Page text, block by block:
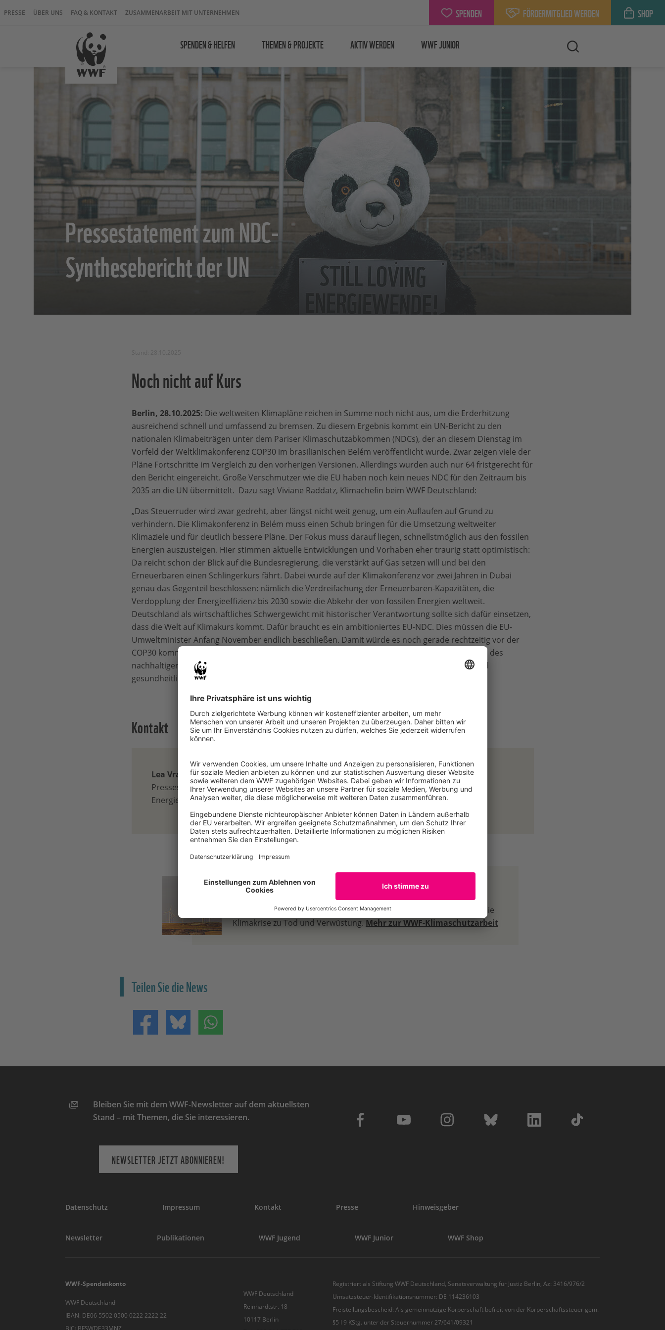
PRESSE ÜBER UNS FAQ & KONTAKT ZUSAMMENARBEIT MIT UNTERNEHMEN SPENDEN FÖRDERMITGLIED WERDEN SHOP
SPENDEN & HELFEN THEMEN & PROJEKTE AKTIV WERDEN WWF JUNIOR
Pressestatement zum NDC-
Synthesebericht der UN
Noch nicht auf Kurs
Berlin, 28.10.2025: Die weltweiten Klimapläne reichen in Summe noch nicht aus, um die Erderhitzung
ausreichend schnell und umfassend zu bremsen. Zu diesem Ergebnis kommt ein UN-Bericht zu den
nationalen Klimabeiträgen unter dem Pariser Klimaschutzabkommen (NDCs), der an diesem Dienstag im
Vorfeld der Weltklimakonferenz COP30 im brasilianischen Belém veröffentlicht wurde. Zwar zeigen viele der
Pläne Fortschritte im Vergleich zu den vorherigen Versionen. Allerdings wurden auch nur 64 fristgerecht für
den Bericht eingereicht. Große Verschmutzer wie die EU haben noch kein neues NDC für den Zeitraum bis
2035 an die UN übermittelt. Dazu sagt Viviane Raddatz, Klimachefin beim WWF Deutschland:
„Das Steuerruder wird zwar gedreht, aber längst nicht weit genug, um ein Auflaufen auf Grund zu
verhindern. Die Klimakonferenz in Belém muss einen Schub bringen für die Umsetzung weltweiter
Klimaziele und für deutlich bessere Pläne. Der Fokus muss darauf liegen, schnellstmöglich aus den fossilen
Energien auszusteigen. Hier stimmen aktuelle Entwicklungen und Vorhaben eher traurig statt optimistisch:
Da reicht schon der Blick auf die Bundesregierung, die verstärkt auf Gas setzen will und bei den
Erneuerbaren einen Schlingerkurs fährt. Dabei wurde auf der Klimakonferenz vor zwei Jahren in Dubai
genau das Gegenteil beschlossen: nämlich die Verdreifachung der Erneuerbaren-Kapazitäten, die
Verdopplung der Energieeffizienz bis 2030 sowie die Abkehr der von fossilen Energien weltweit.
Deutschland als wirtschaftliches Schwergewicht mit historischer Verantwortung sollte sich dafür einsetzen,
dass die Welt auf Klimakurs kommt. Dafür braucht es ein ambitioniertes EU-NDC. Dies müssen die EU-
Umweltminister Anfang November endlich beschließen. Damit würde es noch gerade rechtzeitig vor der
COP30 kommen. Wenn wir jetzt den richtigen Pfad einschlagen, können wir die großen Chancen des
nachhaltigen Wandels nutzen und die Basis schaffen für unser langfristiges wirtschaftliches und
gesundheitliches Wohlergehen.“
Kontakt
Lea Vranicar
Pressesprecherin für Klimaschutz und
Energiepolitik / Berlin
E-Mail
Tel: 030 - 311777467
Weltweit für mehr Klimaschutz
Dürren, Überflutungen, Stürme: Immer häufiger und heftiger führt die
Klimakrise zu Tod und Verwüstung. Mehr zur WWF-Klimaschutzarbeit
Teilen Sie die News
Teilen auf FacebookTeilen auf Bluesky
Bleiben Sie mit dem WWF-Newsletter auf dem aktuellsten
Stand – mit Themen, die Sie interessieren.
NEWSLETTER JETZT ABONNIEREN!
Datenschutz Impressum Kontakt Presse Hinweisgeber
Newsletter Publikationen WWF Jugend WWF Junior WWF Shop
WWF-Spendenkonto
WWF Deutschland
IBAN: DE06 5502 0500 0222 2222 22
BIC: BFSWDE33MNZ
WWF Deutschland
Reinhardtstr. 18
10117 Berlin
Registriert als Stiftung WWF Deutschland, Senatsverwaltung für Justiz Berlin, Az: 3416/976/2
Umsatzsteuer-Identifikationsnummer: DE 114236103
Freistellungsbescheid: Als gemeinnützige Körperschaft befreit von der Körperschaftssteuer gem.
§5 I 9 KStg. unter der Steuernummer 27/641/09321